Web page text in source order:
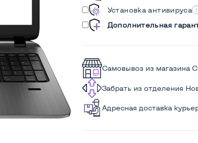
Установка антивируса
Дополнительная
Самовывоз из магазина
Забрать из отделения
Адресная доставка